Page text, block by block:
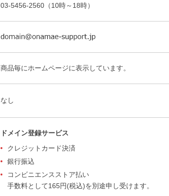
03-5456-2560（10時～18時）
商品毎にホームページに表示しています。
なし
ドメイン登録サービス
クレジットカード決済
銀行振込
コンビニエンスストア払い
手数料として165円(税込)を別途申し受けます。